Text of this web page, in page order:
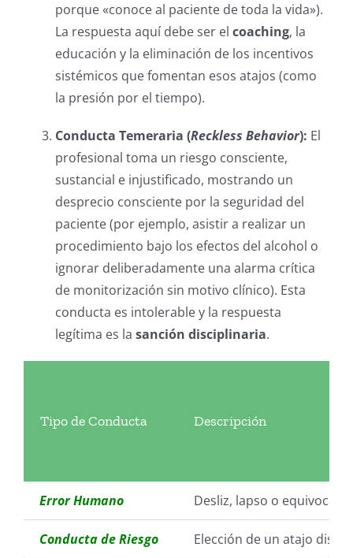
porque «conoce al paciente de toda la vida»).
La respuesta aquí debe ser el coaching, la
educación y la eliminación de los incentivos
sistémicos que fomentan esos atajos (como
la presión por el tiempo).
Conducta Temeraria (Reckless Behavior): El
profesional toma un riesgo consciente,
sustancial e injustificado, mostrando un
desprecio consciente por la seguridad del
paciente (por ejemplo, asistir a realizar un
procedimiento bajo los efectos del alcohol o
ignorar deliberadamente una alarma crítica
de monitorización sin motivo clínico). Esta
conducta es intolerable y la respuesta
legítima es la sanción disciplinaria.
Tipo de Conducta Descripción
Error Humano Desliz, lapso o
Conducta de Riesgo Elección de un atajo